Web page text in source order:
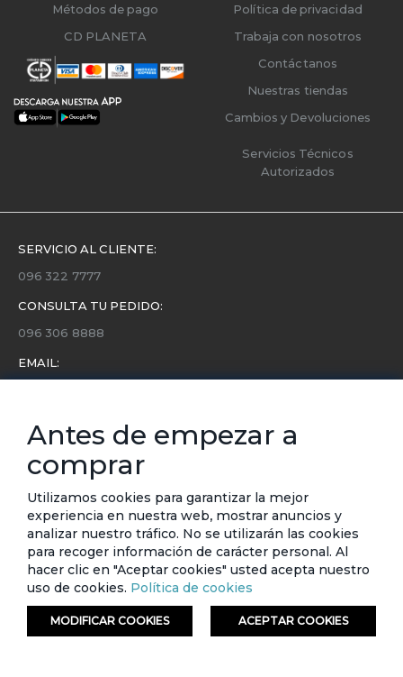
Métodos de pago
CD PLANETA
Política de privacidad
Trabaja con nosotros
Contáctanos
Nuestras tiendas
Cambios y Devoluciones
Servicios Técnicos
Autorizados
SERVICIO AL CLIENTE:
096 322 7777
CONSULTA TU PEDIDO:
096 306 8888
EMAIL:
Conoce toda la información sobre últimas colecciones,
eventos y ofertas.
Subscríbete a nuestro newsletter
SUSCRIBIRSE
© ETAFASHION 2023. Todos los derechos reservados.
Antes de empezar a
comprar
Utilizamos cookies para garantizar la mejor
experiencia en nuestra web, mostrar anuncios y
analizar nuestro tráfico. No se utilizarán las cookies
para recoger información de carácter personal. Al
hacer clic en "Aceptar cookies" usted acepta nuestro
uso de cookies. Política de cookies
MODIFICAR COOKIES ACEPTAR COOKIES